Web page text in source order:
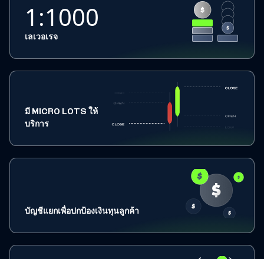
1:1000
เลเวอเรจ
มี MICRO LOTS ให้
บริการ
บัญชีแยกเพื่อปกป้องเงินทุนลูกค้า